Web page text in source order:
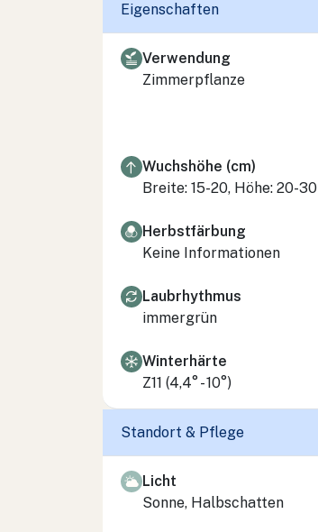
Eigenschaften
Verwendung
Zimmerpflanze
Wuchshöhe (cm)
Breite: 15-20, Höhe: 20-30
Herbstfärbung
Keine Informationen
Laubrhythmus
immergrün
Winterhärte
Z11 (4,4° - 10°)
Standort & Pflege
Licht
Sonne, Halbschatten